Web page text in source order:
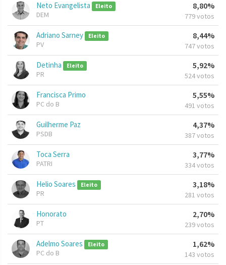
Neto Evangelista Eleito
DEM
8,80%
779 votos
Adriano Sarney Eleito
PV
8,44%
747 votos
Detinha Eleito
PR
5,92%
524 votos
Francisca Primo
PC do B
5,55%
491 votos
Guilherme Paz
PSDB
4,37%
387 votos
Toca Serra
PATRI
3,77%
334 votos
Helio Soares Eleito
PR
3,18%
281 votos
Honorato
PT
2,70%
239 votos
Adelmo Soares Eleito
PC do B
1,62%
143 votos